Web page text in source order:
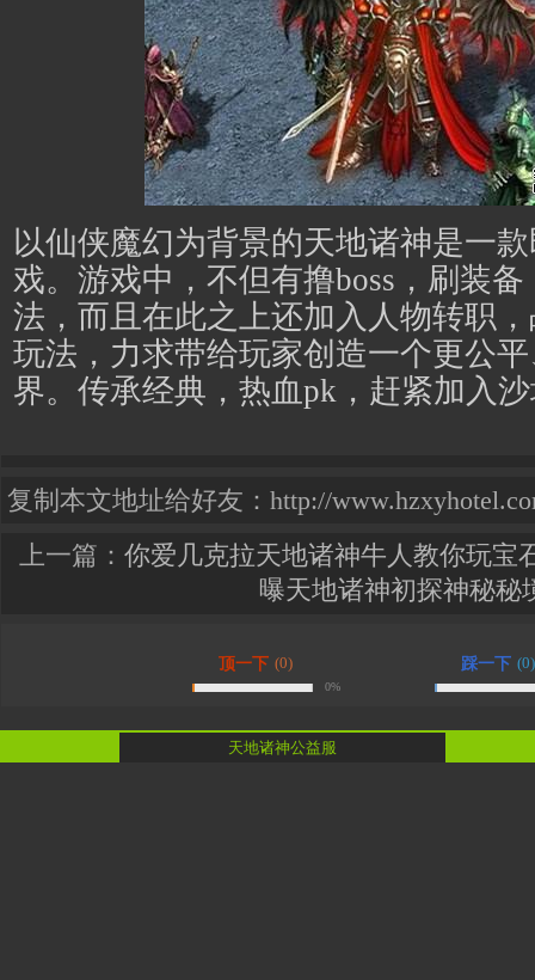
以仙侠魔幻为背景的天地诸神是一
戏。游戏中，不但有撸boss，刷装
法，而且在此之上还加入人物转职
玩法，力求带给玩家创造一个更公
界。传承经典，热血pk，赶紧加入
复制本文地址给好友：http://
上一篇： 你爱几克拉天地诸神牛人教你玩宝
曝天地诸神初探神秘秘
顶一下 (0)
0%
踩一下 (0)
天地诸神公益服